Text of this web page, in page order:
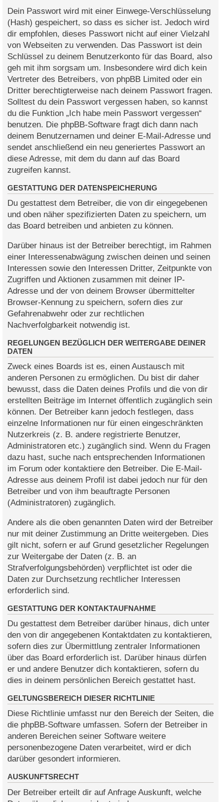
Dein Passwort wird mit einer Einwege-Verschlüsselung
(Hash) gespeichert, so dass es sicher ist. Jedoch wird
dir empfohlen, dieses Passwort nicht auf einer Vielzahl
von Webseiten zu verwenden. Das Passwort ist dein
Schlüssel zu deinem Benutzerkonto für das Board, also
geh mit ihm sorgsam um. Insbesondere wird dich kein
Vertreter des Betreibers, von phpBB Limited oder ein
Dritter berechtigterweise nach deinem Passwort fragen.
Solltest du dein Passwort vergessen haben, so kannst
du die Funktion „Ich habe mein Passwort vergessen“
benutzen. Die phpBB-Software fragt dich dann nach
deinem Benutzernamen und deiner E-Mail-Adresse und
sendet anschließend ein neu generiertes Passwort an
diese Adresse, mit dem du dann auf das Board
zugreifen kannst.
GESTATTUNG DER DATENSPEICHERUNG
Du gestattest dem Betreiber, die von dir eingegebenen
und oben näher spezifizierten Daten zu speichern, um
das Board betreiben und anbieten zu können.
Darüber hinaus ist der Betreiber berechtigt, im Rahmen
einer Interessenabwägung zwischen deinen und seinen
Interessen sowie den Interessen Dritter, Zeitpunkte von
Zugriffen und Aktionen zusammen mit deiner IP-
Adresse und der von deinem Browser übermittelter
Browser-Kennung zu speichern, sofern dies zur
Gefahrenabwehr oder zur rechtlichen
Nachverfolgbarkeit notwendig ist.
REGELUNGEN BEZÜGLICH DER WEITERGABE DEINER
DATEN
Zweck eines Boards ist es, einen Austausch mit
anderen Personen zu ermöglichen. Du bist dir daher
bewusst, dass die Daten deines Profils und die von dir
erstellten Beiträge im Internet öffentlich zugänglich sein
können. Der Betreiber kann jedoch festlegen, dass
einzelne Informationen nur für einen eingeschränkten
Nutzerkreis (z. B. andere registrierte Benutzer,
Administratoren etc.) zugänglich sind. Wenn du Fragen
dazu hast, suche nach entsprechenden Informationen
im Forum oder kontaktiere den Betreiber. Die E-Mail-
Adresse aus deinem Profil ist dabei jedoch nur für den
Betreiber und von ihm beauftragte Personen
(Administratoren) zugänglich.
Andere als die oben genannten Daten wird der Betreiber
nur mit deiner Zustimmung an Dritte weitergeben. Dies
gilt nicht, sofern er auf Grund gesetzlicher Regelungen
zur Weitergabe der Daten (z. B. an
Strafverfolgungsbehörden) verpflichtet ist oder die
Daten zur Durchsetzung rechtlicher Interessen
erforderlich sind.
GESTATTUNG DER KONTAKTAUFNAHME
Du gestattest dem Betreiber darüber hinaus, dich unter
den von dir angegebenen Kontaktdaten zu kontaktieren,
sofern dies zur Übermittlung zentraler Informationen
über das Board erforderlich ist. Darüber hinaus dürfen
er und andere Benutzer dich kontaktieren, sofern du
dies in deinem persönlichen Bereich gestattet hast.
GELTUNGSBEREICH DIESER RICHTLINIE
Diese Richtlinie umfasst nur den Bereich der Seiten, die
die phpBB-Software umfassen. Sofern der Betreiber in
anderen Bereichen seiner Software weitere
personenbezogene Daten verarbeitet, wird er dich
darüber gesondert informieren.
AUSKUNFTSRECHT
Der Betreiber erteilt dir auf Anfrage Auskunft, welche